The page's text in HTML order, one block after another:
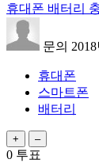
휴대폰 배터리
문의
휴대폰
스마트폰
배터리
0 투표